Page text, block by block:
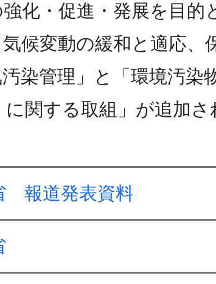
化・促進・発展を目的
候変動の緩和と適応
染管理」と「環境汚染
関する取組」が追加さ
報道発表資料